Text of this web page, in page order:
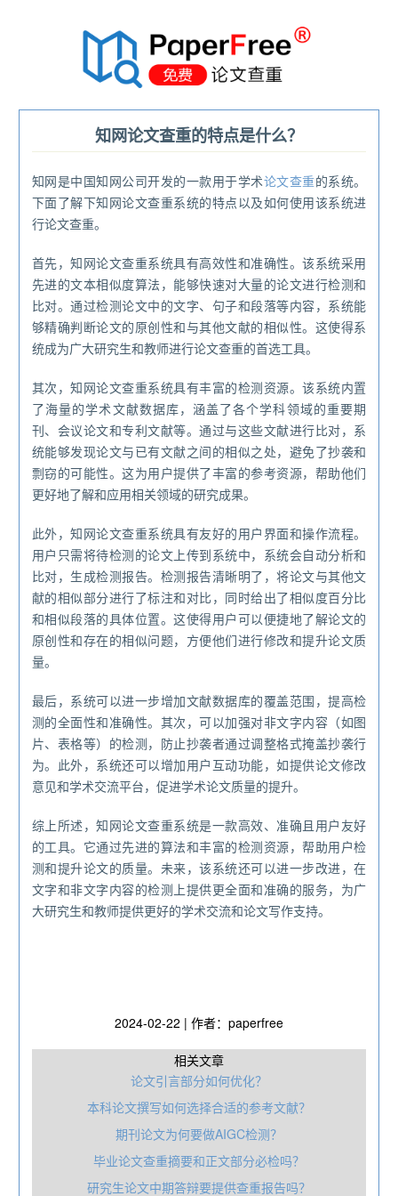
知网论文查重的特点是什么？
知网是中国知网公司开发的一款用于学术论文查重的系统。
下面了解下知网论文查重系统的特点以及如何使用该系统进
行论文查重。
首先，知网论文查重系统具有高效性和准确性。该系统采用
先进的文本相似度算法，能够快速对大量的论文进行检测和
比对。通过检测论文中的文字、句子和段落等内容，系统能
够精确判断论文的原创性和与其他文献的相似性。这使得系
统成为广大研究生和教师进行论文查重的首选工具。
其次，知网论文查重系统具有丰富的检测资源。该系统内置
了海量的学术文献数据库，涵盖了各个学科领域的重要期
刊、会议论文和专利文献等。通过与这些文献进行比对，系
统能够发现论文与已有文献之间的相似之处，避免了抄袭和
剽窃的可能性。这为用户提供了丰富的参考资源，帮助他们
更好地了解和应用相关领域的研究成果。
此外，知网论文查重系统具有友好的用户界面和操作流程。
用户只需将待检测的论文上传到系统中，系统会自动分析和
比对，生成检测报告。检测报告清晰明了，将论文与其他文
献的相似部分进行了标注和对比，同时给出了相似度百分比
和相似段落的具体位置。这使得用户可以便捷地了解论文的
原创性和存在的相似问题，方便他们进行修改和提升论文质
量。
最后，系统可以进一步增加文献数据库的覆盖范围，提高检
测的全面性和准确性。其次，可以加强对非文字内容（如图
片、表格等）的检测，防止抄袭者通过调整格式掩盖抄袭行
为。此外，系统还可以增加用户互动功能，如提供论文修改
意见和学术交流平台，促进学术论文质量的提升。
综上所述，知网论文查重系统是一款高效、准确且用户友好
的工具。它通过先进的算法和丰富的检测资源，帮助用户检
测和提升论文的质量。未来，该系统还可以进一步改进，在
文字和非文字内容的检测上提供更全面和准确的服务，为广
大研究生和教师提供更好的学术交流和论文写作支持。
2024-02-22 | 作者：paperfree
相关文章
论文引言部分如何优化？
本科论文撰写如何选择合适的参考文献？
期刊论文为何要做AIGC检测？
毕业论文查重摘要和正文部分必检吗？
研究生论文中期答辩要提供查重报告吗？